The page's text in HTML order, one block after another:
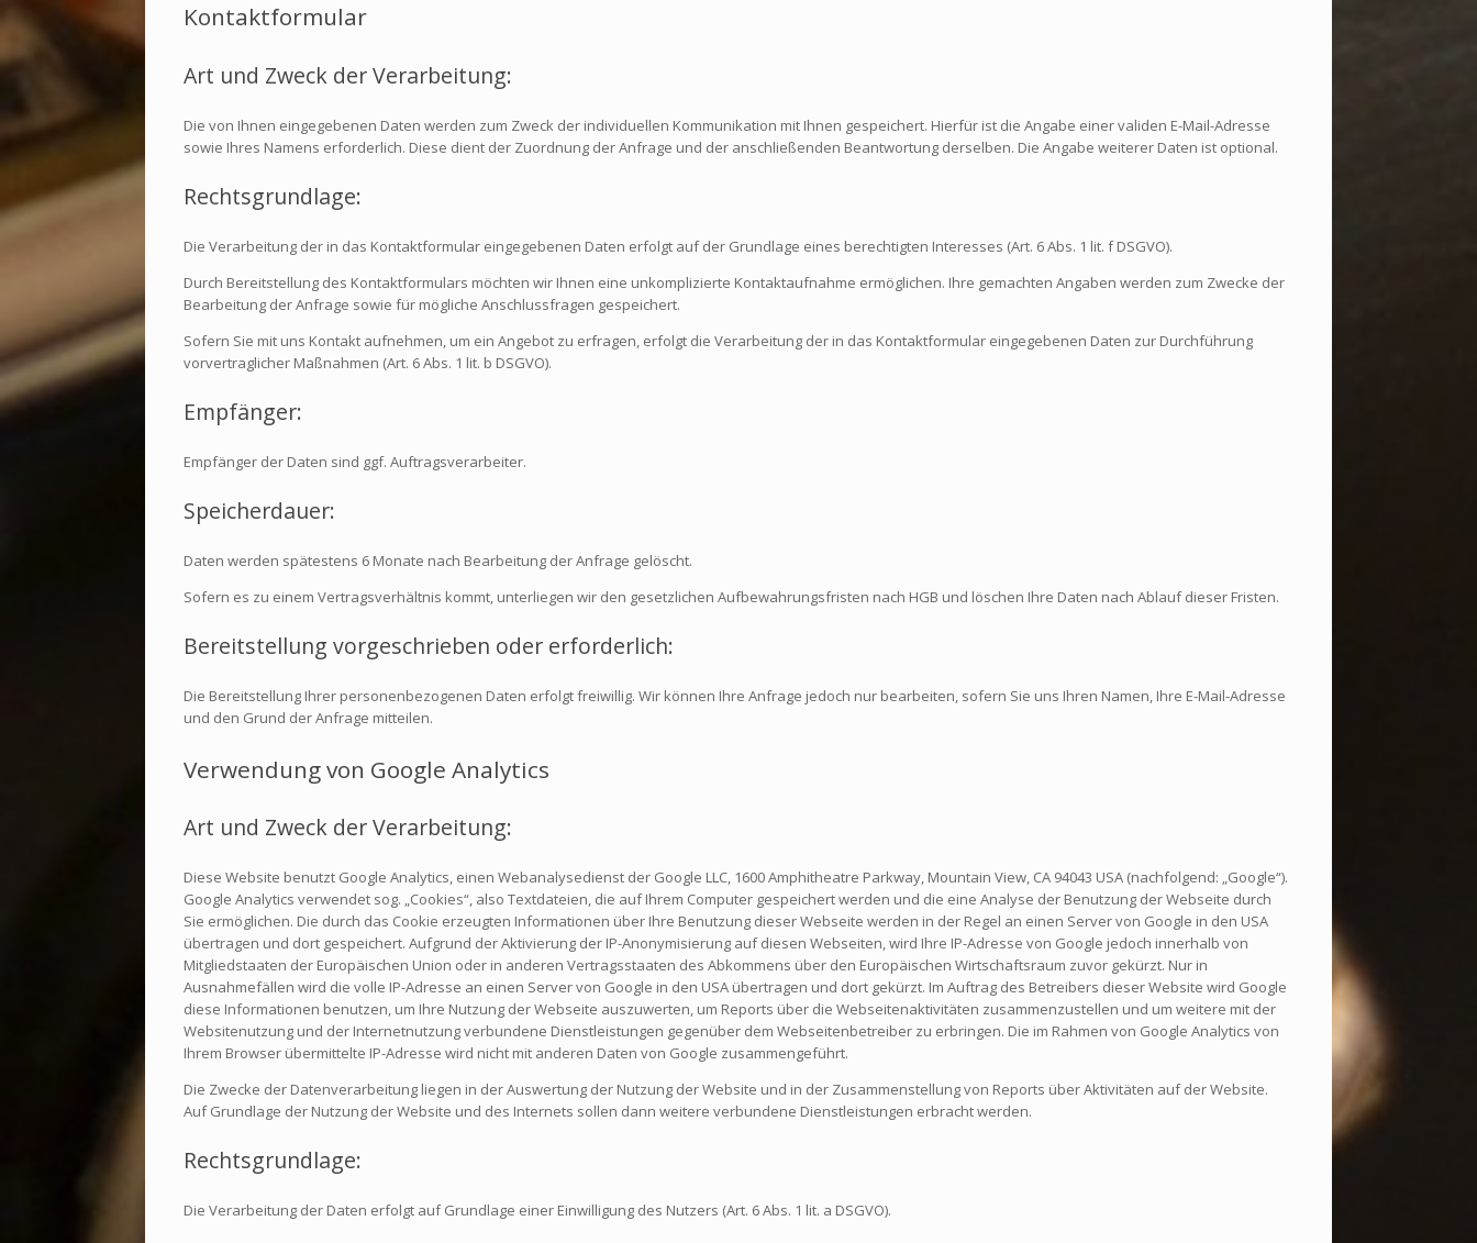
Kontaktformular
Art und Zweck der Verarbeitung:
Die von Ihnen eingegebenen Daten werden zum Zweck der individuellen Kommunikation mit Ihnen gespeichert. Hierfür ist die Angabe einer validen E-Mail-Adresse
sowie Ihres Namens erforderlich. Diese dient der Zuordnung der Anfrage und der anschließenden Beantwortung derselben. Die Angabe weiterer Daten ist optional.
Rechtsgrundlage:
Die Verarbeitung der in das Kontaktformular eingegebenen Daten erfolgt auf der Grundlage eines berechtigten Interesses (Art. 6 Abs. 1 lit. f DSGVO).
Durch Bereitstellung des Kontaktformulars möchten wir Ihnen eine unkomplizierte Kontaktaufnahme ermöglichen. Ihre gemachten Angaben werden zum Zwecke der
Bearbeitung der Anfrage sowie für mögliche Anschlussfragen gespeichert.
Sofern Sie mit uns Kontakt aufnehmen, um ein Angebot zu erfragen, erfolgt die Verarbeitung der in das Kontaktformular eingegebenen Daten zur Durchführung
vorvertraglicher Maßnahmen (Art. 6 Abs. 1 lit. b DSGVO).
Empfänger:
Empfänger der Daten sind ggf. Auftragsverarbeiter.
Speicherdauer:
Daten werden spätestens 6 Monate nach Bearbeitung der Anfrage gelöscht.
Sofern es zu einem Vertragsverhältnis kommt, unterliegen wir den gesetzlichen Aufbewahrungsfristen nach HGB und löschen Ihre Daten nach Ablauf dieser Fristen.
Bereitstellung vorgeschrieben oder erforderlich:
Die Bereitstellung Ihrer personenbezogenen Daten erfolgt freiwillig. Wir können Ihre Anfrage jedoch nur bearbeiten, sofern Sie uns Ihren Namen, Ihre E-Mail-Adresse
und den Grund der Anfrage mitteilen.
Verwendung von Google Analytics
Art und Zweck der Verarbeitung:
Diese Website benutzt Google Analytics, einen Webanalysedienst der Google LLC, 1600 Amphitheatre Parkway, Mountain View, CA 94043 USA (nachfolgend: „Google“).
Google Analytics verwendet sog. „Cookies“, also Textdateien, die auf Ihrem Computer gespeichert werden und die eine Analyse der Benutzung der Webseite durch
Sie ermöglichen. Die durch das Cookie erzeugten Informationen über Ihre Benutzung dieser Webseite werden in der Regel an einen Server von Google in den USA
übertragen und dort gespeichert. Aufgrund der Aktivierung der IP-Anonymisierung auf diesen Webseiten, wird Ihre IP-Adresse von Google jedoch innerhalb von
Mitgliedstaaten der Europäischen Union oder in anderen Vertragsstaaten des Abkommens über den Europäischen Wirtschaftsraum zuvor gekürzt. Nur in
Ausnahmefällen wird die volle IP-Adresse an einen Server von Google in den USA übertragen und dort gekürzt. Im Auftrag des Betreibers dieser Website wird Google
diese Informationen benutzen, um Ihre Nutzung der Webseite auszuwerten, um Reports über die Webseitenaktivitäten zusammenzustellen und um weitere mit der
Websitenutzung und der Internetnutzung verbundene Dienstleistungen gegenüber dem Webseitenbetreiber zu erbringen. Die im Rahmen von Google Analytics von
Ihrem Browser übermittelte IP-Adresse wird nicht mit anderen Daten von Google zusammengeführt.
Die Zwecke der Datenverarbeitung liegen in der Auswertung der Nutzung der Website und in der Zusammenstellung von Reports über Aktivitäten auf der Website.
Auf Grundlage der Nutzung der Website und des Internets sollen dann weitere verbundene Dienstleistungen erbracht werden.
Rechtsgrundlage:
Die Verarbeitung der Daten erfolgt auf Grundlage einer Einwilligung des Nutzers (Art. 6 Abs. 1 lit. a DSGVO).